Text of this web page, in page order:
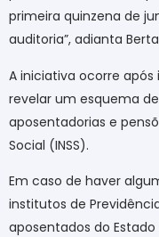
primeira quinzena de
auditoria”, adianta
A iniciativa ocorre após
revelar um esquema
aposentadorias e
Social (INSS).
Em caso de haver
institutos de
aposentados do